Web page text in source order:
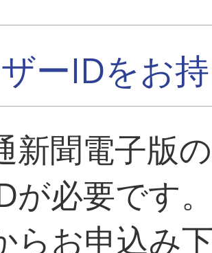
ーIDをお
新聞電子版
が必要です
らお申込み